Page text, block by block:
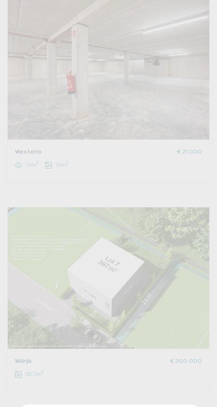
Westerlo
€ 21.000
13m2 13m2
Wilrijk
€ 300.000
397m2